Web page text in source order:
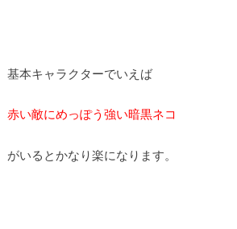
基本キャラクターでいえば
赤い敵にめっぽう強い暗黒ネコ
がいるとかなり楽になります。